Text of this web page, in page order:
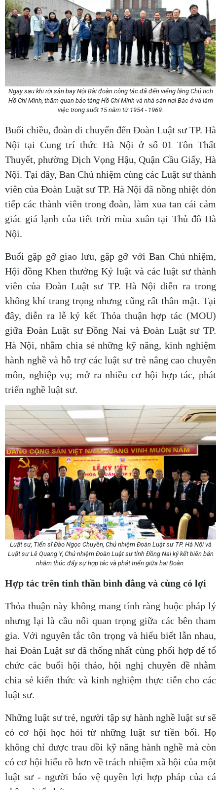
Ngay sau khi rời sân bay Nội Bài đoàn công tác đã đến viếng lăng Chủ tịch
Hồ Chí Minh, thăm quan bảo tàng Hồ Chí Minh và nhà sàn nơi Bác ở và làm
việc trong suốt 15 năm từ 1954 - 1969.
Buổi chiều, đoàn di chuyển đến Đoàn Luật sư TP. Hà
Nội tại Cung trí thức Hà Nội ở số 01 Tôn Thất
Thuyết, phường Dịch Vọng Hậu, Quận Cầu Giấy, Hà
Nội. Tại đây, Ban Chủ nhiệm cùng các Luật sư thành
viên của Đoàn Luật sư TP. Hà Nội đã nồng nhiệt đón
tiếp các thành viên trong đoàn, làm xua tan cái cảm
giác giá lạnh của tiết trời mùa xuân tại Thủ đô Hà
Nội.
Buổi gặp gỡ giao lưu, gặp gỡ với Ban Chủ nhiệm,
Hội đồng Khen thưởng Kỷ luật và các luật sư thành
viên của Đoàn Luật sư TP. Hà Nội diễn ra trong
không khí trang trọng nhưng cũng rất thân mật. Tại
đây, diễn ra lễ ký kết Thỏa thuận hợp tác (MOU)
giữa Đoàn Luật sư Đồng Nai và Đoàn Luật sư TP.
Hà Nội, nhằm chia sẻ những kỹ năng, kinh nghiệm
hành nghề và hỗ trợ các luật sư trẻ nâng cao chuyên
môn, nghiệp vụ; mở ra nhiều cơ hội hợp tác, phát
triển nghề luật sư.
Luật sư, Tiến sĩ Đào Ngọc Chuyền, Chủ nhiệm Đoàn Luật sư TP. Hà Nội và
Luật sư Lê Quang Y, Chủ nhiệm Đoàn Luật sư tỉnh Đồng Nai ký kết biên bản
nhằm thúc đẩy sự hợp tác và phát triển giữa hai Đoàn.
Hợp tác trên tinh thần bình đẳng và cùng có lợi
Thỏa thuận này không mang tính ràng buộc pháp lý
nhưng lại là cầu nối quan trọng giữa các bên tham
gia. Với nguyên tắc tôn trọng và hiểu biết lẫn nhau,
hai Đoàn Luật sư đã thống nhất cùng phối hợp để tổ
chức các buổi hội thảo, hội nghị chuyên đề nhằm
chia sẻ kiến thức và kinh nghiệm thực tiễn cho các
luật sư.
Những luật sư trẻ, người tập sự hành nghề luật sư sẽ
có cơ hội học hỏi từ những luật sư tiền bối. Họ
không chỉ được trau dồi kỹ năng hành nghề mà còn
có cơ hội hiểu rõ hơn về trách nhiệm xã hội của một
luật sư - người bảo vệ quyền lợi hợp pháp của cá